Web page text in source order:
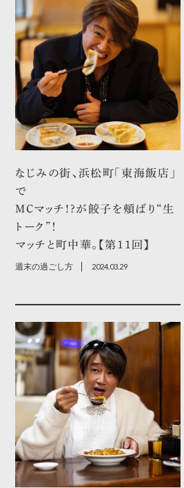
なじみの街、浜松町「東海飯店」
で
MCマッチ!?が餃子を頰ばり“生
トーク”！
マッチと町中華。【第11回】
週末の過ごし方 2024.03.29